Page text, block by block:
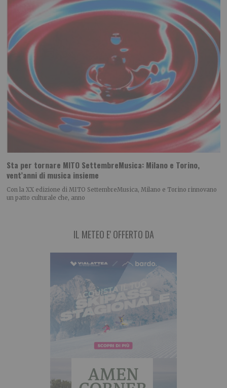
Sta per tornare MITO SettembreMusica: Milano e Torino,
vent’anni di musica insieme
Con la XX edizione di MITO SettembreMusica, Milano e Torino rinnovano
un patto culturale che, anno
IL METEO E' OFFERTO DA